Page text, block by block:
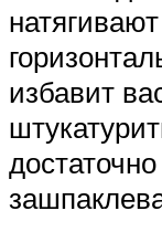
избавит